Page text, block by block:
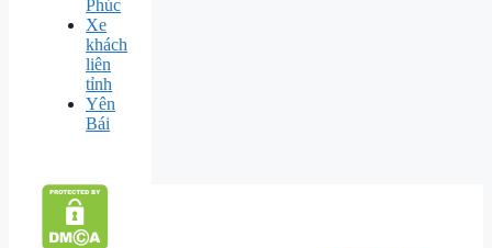
Phúc
Xe
khách
liên
tỉnh
Yên
Bái